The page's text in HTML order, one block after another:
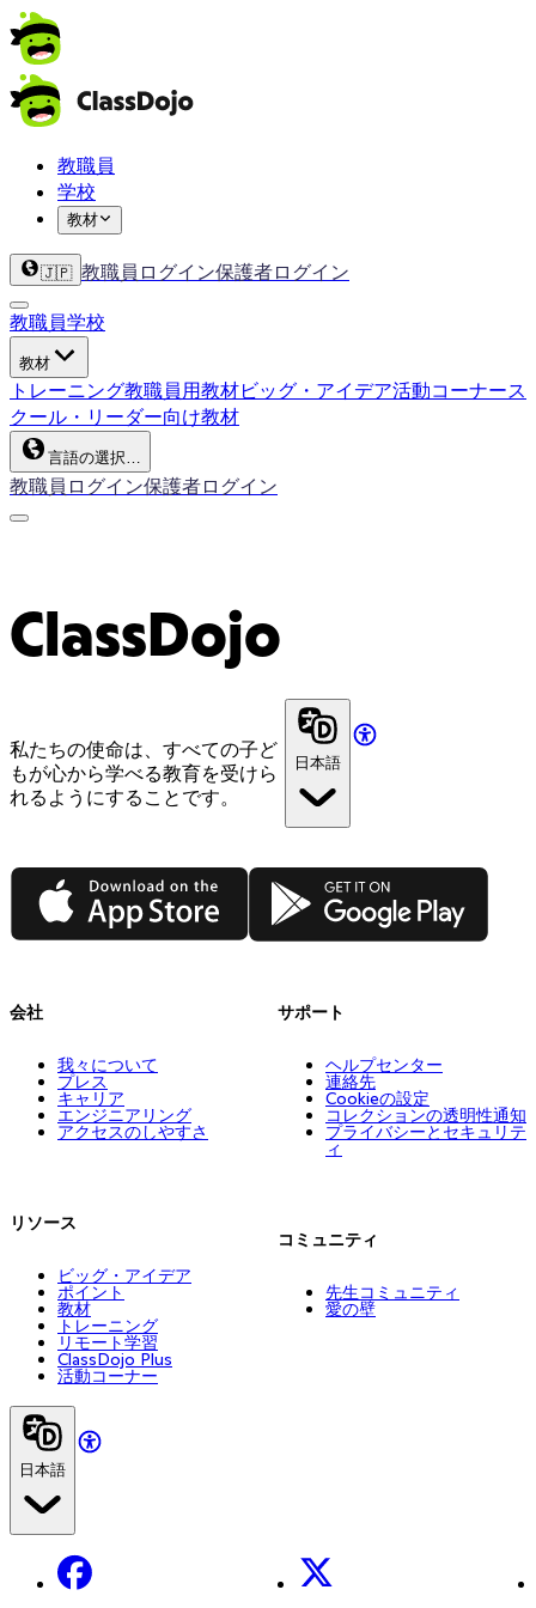
教職員
学校
教材
🇯🇵 教職員ログイン保護者ログイン
教職員学校
教材
トレーニング教職員用教材ビッグ・アイデア活動コーナース
クール・リーダー向け教材
言語の選択…
教職員ログイン保護者ログイン
ClassDojo
私たちの使命は、すべての子ど
もが心から学べる教育を受けら
れるようにすることです。
日本語
App Store Google Play
会社
我々について
プレス
キャリア
エンジニアリング
アクセスのしやすさ
リソース
ビッグ・アイデア
ポイント
教材
トレーニング
リモート学習
ClassDojo Plus
活動コーナー
サポート
ヘルプセンター
連絡先
Cookieの設定
コレクションの透明性通知
プライバシーとセキュリテ
ィ
コミュニティ
先生コミュニティ
愛の壁
日本語
Facebook X